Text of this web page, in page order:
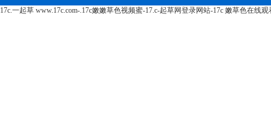
17c.一起草 www.17c.com-.17c嫩嫩草色视频蜜-17.c-起草网登录网站-17c 嫩草色在线观